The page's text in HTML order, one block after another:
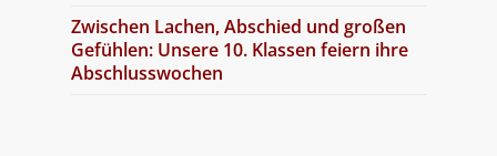
Zwischen Lachen, Abschied und großen
Gefühlen: Unsere 10. Klassen feiern ihre
Abschlusswochen